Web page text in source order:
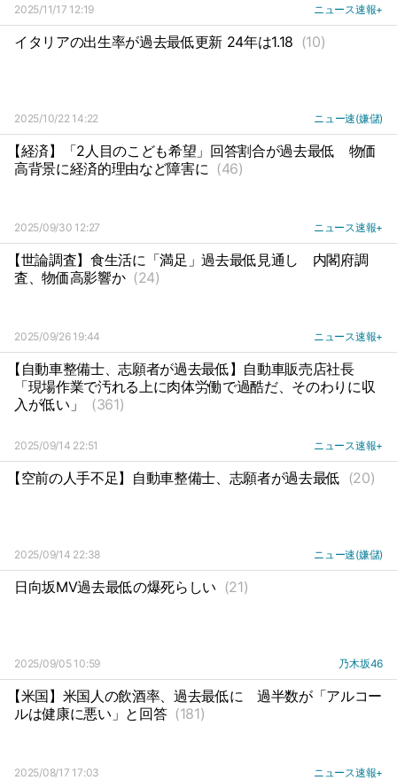
2025/11/17 12:19 ニュース速報+
イタリアの出生率が過去最低更新 24年は1.18 (10)
2025/10/22 14:22 ニュー速(嫌儲)
【経済】「2人目のこども希望」回答割合が過去最低
物価
高背景に経済的理由など障害に (46)
2025/09/30 12:27 ニュース速報+
【世論調査】食生活に「満足」過去最低見通し
内閣府調
査、物価高影響か (24)
2025/09/26 19:44 ニュース速報+
【自動車整備士、志願者が過去最低】自動車販売店社長
「現場作業で汚れる上に肉体労働で過酷だ、そのわりに収
入が低い」
(361)
2025/09/14 22:51 ニュース速報+
【空前の人手不足】自動車整備士、志願者が過去最低 (20)
2025/09/14 22:38 ニュー速(嫌儲)
日向坂MV過去最低の爆死らしい (21)
2025/09/05 10:59 乃木坂46
【米国】米国人の飲酒率、過去最低に
過半数が「アルコー
ルは健康に悪い」と回答 (181)
2025/08/17 17:03 ニュース速報+